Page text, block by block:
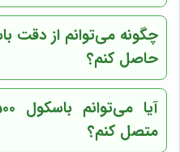
حاصل کنم؟
متصل کنم؟